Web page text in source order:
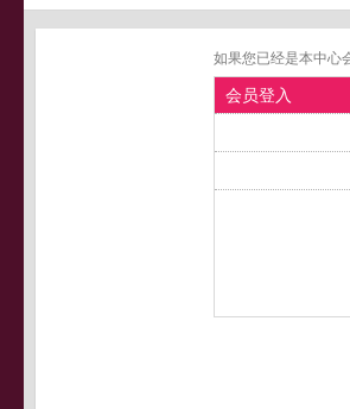
如果您已经是本中心
会员登入